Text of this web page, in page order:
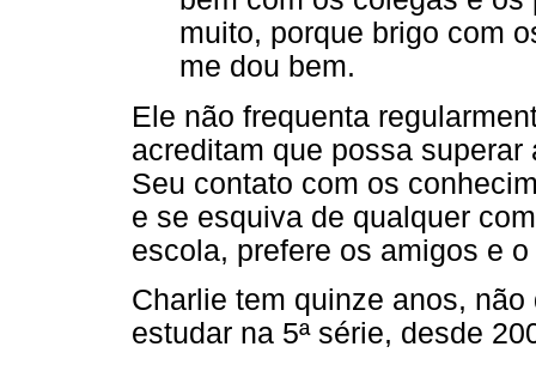
muito, porque brigo com
me dou bem.
Ele não frequenta
acreditam que possa
Seu contato com os
e se esquiva de qualquer
escola, prefere os amigos e
Charlie tem quinze anos,
estudar na 5ª série, desde